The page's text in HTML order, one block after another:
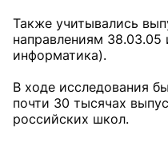
Также учитывались
направлениям 38.03.05
информатика).
В ходе исследования
почти 30 тысячах
российских школ.